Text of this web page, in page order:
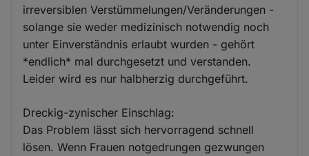
irreversiblen Verstümmelungen/Veränderungen -
solange sie weder medizinisch notwendig noch
unter Einverständnis erlaubt wurden - gehört
*endlich* mal durchgesetzt und verstanden.
Leider wird es nur halbherzig durchgeführt.
Dreckig-zynischer Einschlag:
Das Problem lässt sich hervorragend schnell
lösen. Wenn Frauen notgedrungen gezwungen